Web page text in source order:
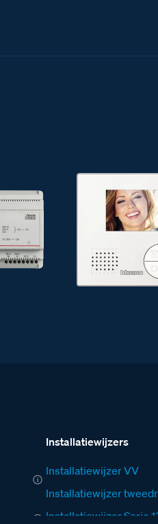
Installatiewijzers
Installatiewijzer VV
Installatiewijzer
Installatiewijzer Serie